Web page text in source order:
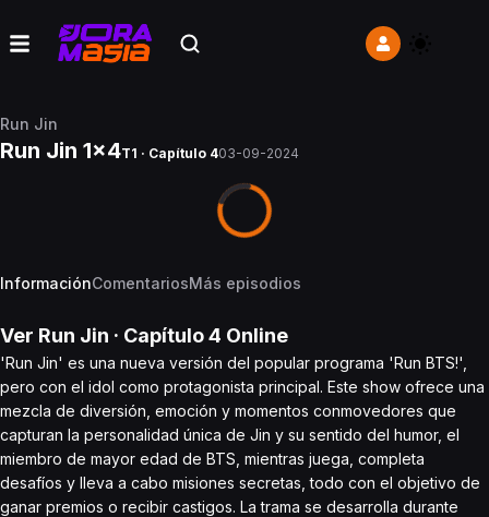
Run Jin
Run Jin 1x4T1 · Capítulo 403-09-2024
InformaciónComentariosMás episodios
Ver Run Jin · Capítulo4 Online
'Run Jin' es una nueva versión del popular programa 'Run BTS!',
pero con el idol como protagonista principal. Este show ofrece una
mezcla de diversión, emoción y momentos conmovedores que
capturan la personalidad única de Jin y su sentido del humor, el
miembro de mayor edad de BTS, mientras juega, completa
desafíos y lleva a cabo misiones secretas, todo con el objetivo de
ganar premios o recibir castigos. La trama se desarrolla durante